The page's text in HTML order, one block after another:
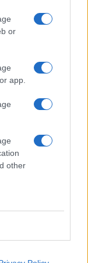
or
app.
other
delle strade di
la viabilità